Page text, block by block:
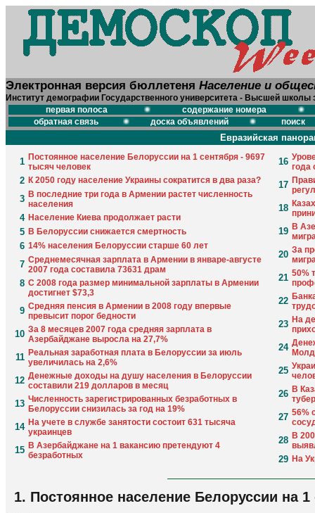
Электронная версия бюллетеня Население и
Институт демографии Государственного университета - Высшей школы
первая полоса
содержание номера
обратная связь
доска объявлений поиск
Евразийская
1 Постоянное население Белоруссии на 1 сентября - 9697
тысяч человек
2 К 2050 году население Украины сократится в два раза?
3 В последние три года в Армении растет численность
населения
4 Население Киева продолжает расти
5 В Белоруссии снижается смертность
6 14% населения Белоруссии старше 60 лет
7 Среднемесячная зарплата в Армении в январе-августе
2007 года составила 73631 драм
8 С 2008 года размер минимальной зарплаты в Армении
достигнет $73,3
9 Средняя пенсия в Армении в 2008 году впервые
превысит порог бедности
10 За 8 месяцев 2007 года средняя зарплата в
Азербайджане выросла на 27,7%
11 Реальная заработная плата в Белоруссии за июль
увеличилась на 2,6%
12 Денежные доходы на душу населения в Белоруссии
составили 219 долларов в месяц
13 Численность зарегистрированных безработных в
Белоруссии снизилась за год на 19%
14 На учете в службе занятости состоит 631 тысяча
украинцев
15 В Азербайджане на 1 вакансию претендуют 4
безработных
16 года
17
18
19 В
20 За
21 50%
22
23 На
24
25
26 В
27 56%
28 В
29 На
1. Постоянное население Белоруссии на